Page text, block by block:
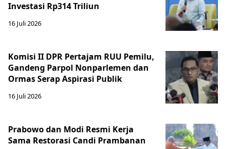
Investasi Rp314 Triliun
16 Juli 2026
Komisi II DPR Pertajam RUU Pemilu,
Gandeng Parpol Nonparlemen dan
Ormas Serap Aspirasi Publik
16 Juli 2026
Prabowo dan Modi Resmi Kerja
Sama Restorasi Candi Prambanan